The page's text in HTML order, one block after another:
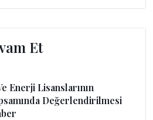
Et
Enerji Lisanslarının
Değerlendirilmesi